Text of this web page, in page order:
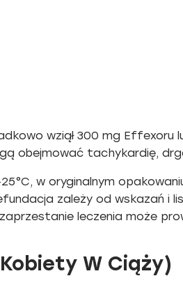
wziął 300 mg Effexoru
obejmować tachykardię,
w oryginalnym
zależy od wskazań i
leczenia może
W Ciąży)